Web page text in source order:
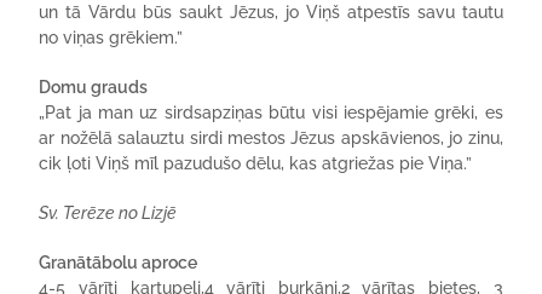
un tā Vārdu būs saukt Jēzus, jo Viņš atpestīs savu tautu
no viņas grēkiem.”
Domu grauds
„Pat ja man uz sirdsapziņas būtu visi iespējamie grēki, es
ar nožēlā salauztu sirdi mestos Jēzus apskāvienos, jo zinu,
cik ļoti Viņš mīl pazudušo dēlu, kas atgriežas pie Viņa.”
Sv. Terēze no Lizjē
Granātābolu aproce
4-5 vārīti kartupeļi,4 vārīti burkāni,2 vārītas bietes, 3